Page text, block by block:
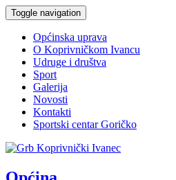
Toggle navigation
Općinska uprava
O Koprivničkom Ivancu
Udruge i društva
Sport
Galerija
Novosti
Kontakti
Sportski centar Goričko